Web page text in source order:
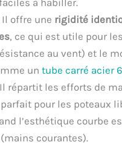
à habiller.
Il offre une rigidité
, ce qui est utile pour
au vent) et le
untube carré acier
Il répartit les efforts de
pour les poteaux
l’esthétique courbe
courantes).